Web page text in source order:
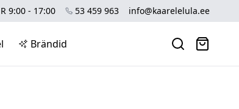
9:00 - 17:00 53 459 963 info@kaarelelula.ee
Brändid